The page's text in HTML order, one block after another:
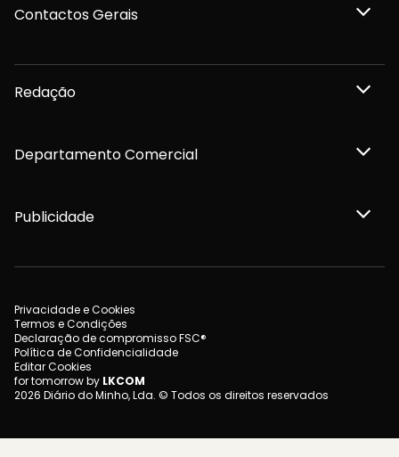
Contactos Gerais
Redação
Departamento Comercial
Publicidade
Privacidade e Cookies
Termos e Condições
Declaração de compromisso FSC®
Política de Confidencialidade
Editar Cookies
for tomorrow by LKCOM
2026 Diário do Minho, Lda. © Todos os direitos reservados